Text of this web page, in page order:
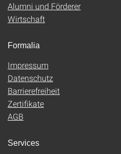
Alumni und Förderer
Wirtschaft
Formalia
Impressum
Datenschutz
Barrierefreiheit
Zertifikate
AGB
Services